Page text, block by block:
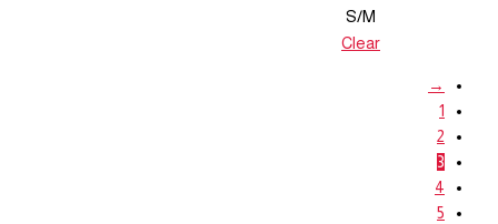
S/M
Clear
→
1
2
3
4
5